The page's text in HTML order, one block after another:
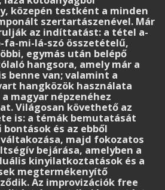
közepén testként a minden
szertartászenével. Már
az indíttatást: a tétel a-
mi-lá-szó összetételű,
egymás után belépő
hangsora, amely már a
benne van; valamint a
hangközök használata
magyar népzenéhez
Világosan követhető az
is: a témák bemutatását
és az ebből
majd fokozatos
bejárása, amelyben a
kinyilatkoztatások és a
megtermékenyítő
Az improvizációk free